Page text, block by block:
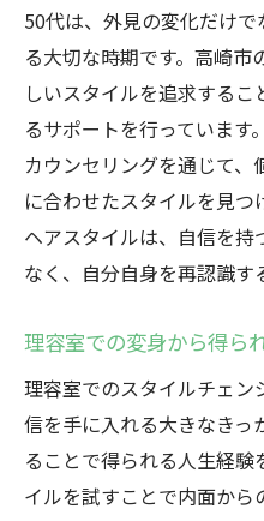
50代は、外見の変化だけ
る大切な時期です。高崎
しいスタイルを追求する
るサポートを行っています
カウンセリングを通じて
に合わせたスタイルを見
ヘアスタイルは、自信を
なく、自分自身を再認識す
理容室での変身から得ら
理容室でのスタイルチェン
信を手に入れる大きなきっ
ることで得られる人生経
イルを試すことで内面か